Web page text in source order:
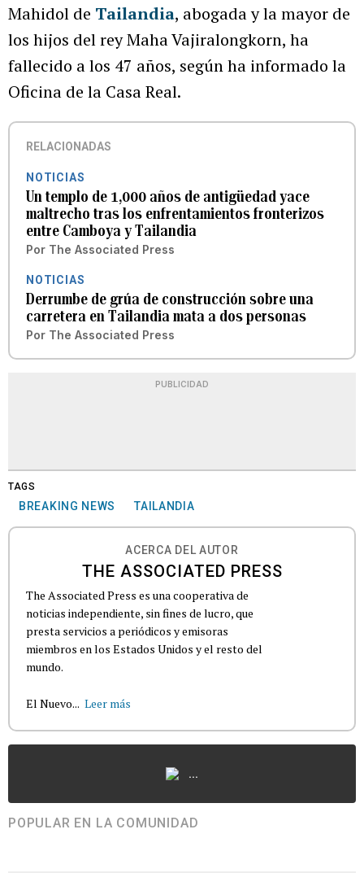
Mahidol de Tailandia, abogada y la mayor de
los hijos del rey Maha Vajiralongkorn, ha
fallecido a los 47 años, según ha informado la
Oficina de la Casa Real.
RELACIONADAS
NOTICIAS
Un templo de 1,000 años de antigüedad yace
maltrecho tras los enfrentamientos fronterizos
entre Camboya y Tailandia
Por The Associated Press
NOTICIAS
Derrumbe de grúa de construcción sobre una
carretera en Tailandia mata a dos personas
Por The Associated Press
PUBLICIDAD
TAGS
BREAKING NEWS TAILANDIA
ACERCA DEL AUTOR
THE ASSOCIATED PRESS
The Associated Press es una cooperativa de
noticias independiente, sin fines de lucro, que
presta servicios a periódicos y emisoras
miembros en los Estados Unidos y el resto del
mundo.
El Nuevo... Leer más
...
POPULAR EN LA COMUNIDAD